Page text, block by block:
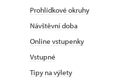
Prohlídkové okruhy
Návštěvní doba
Online vstupenky
Vstupné
Tipy na výlety